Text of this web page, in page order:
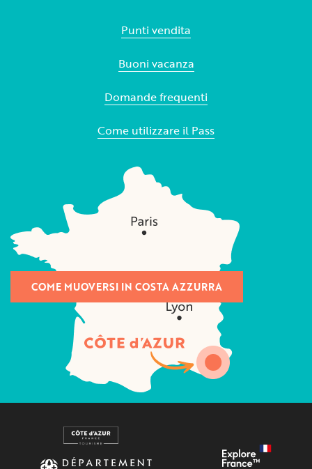
Punti vendita
Buoni vacanza
Domande frequenti
Come utilizzare il Pass
COME MUOVERSI IN COSTA AZZURRA